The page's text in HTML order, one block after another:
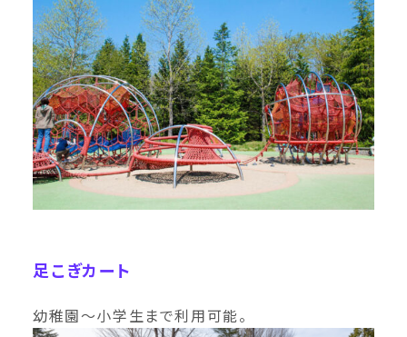
足こぎカート
幼稚園〜小学生まで利用可能。